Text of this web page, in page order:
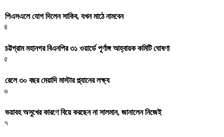
পিএসএলে যোগ দিলেন সাকিব, যখন মাঠে নামবেন
৪
চট্টগ্রাম মহানগর বিএনপির ৩১ ওয়ার্ডে পূর্ণাঙ্গ আহ্বায়ক কমিটি ঘোষণা
৫
রেলে ৩০ বছর মেয়াদি মাস্টার প্ল্যানের লক্ষ্য
৬
ভয়াবহ অসুখের কারণে বিয়ে করছেন না সালমান, জানালেন নিজেই
৭